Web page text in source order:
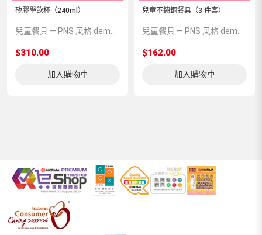
矽膠學飲杯（240ml）
$310.00
加入購物車
兒童不鏽鋼餐具（3 件套）
$162.00
加入購物車